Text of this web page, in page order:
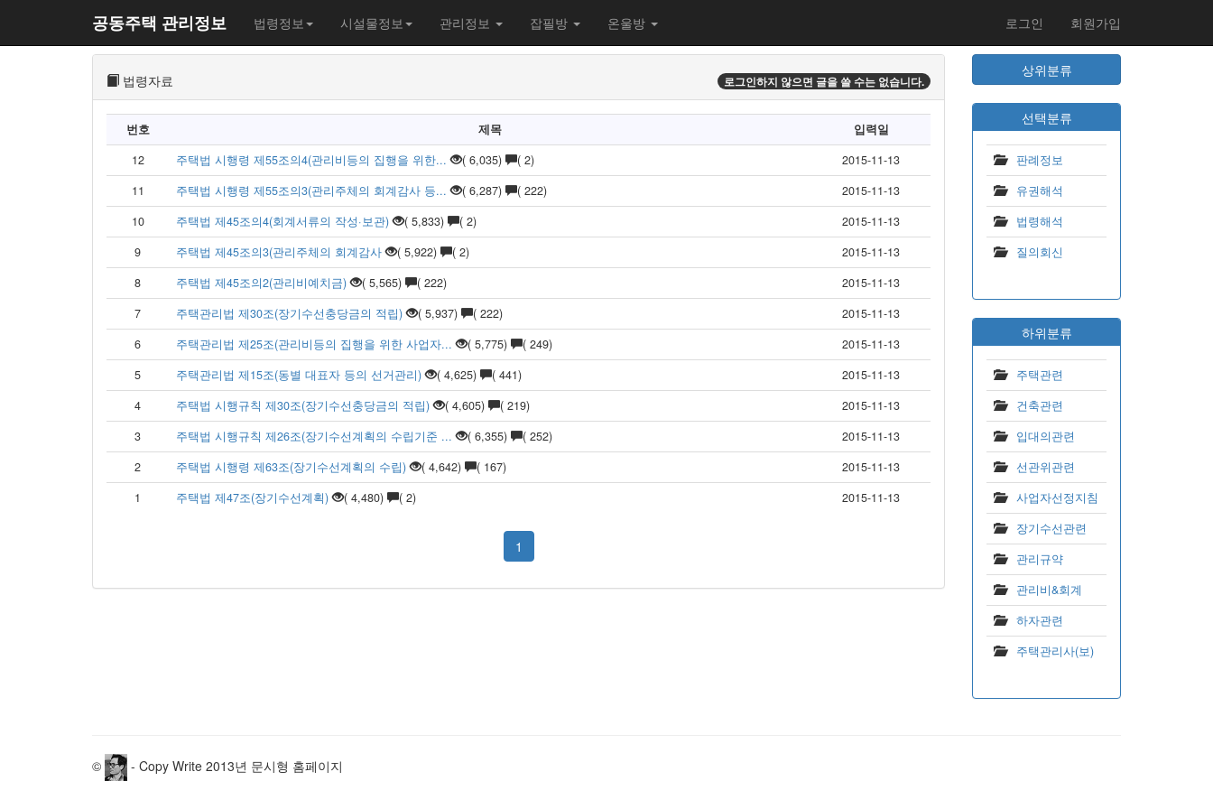
공동주택 관리정보 법령정보 시설물정보 관리정보 잡필방 온울방 로그인 회원가입
법령자료 로그인하지 않으면 글을 쓸 수는 없습니다.
번호 제목
입력일
12
주택법 시행령 제55조의4(관리비등의 집행을 위한... ( 6,035) ( 2)
2015-11-13
11
주택법 시행령 제55조의3(관리주체의 회계감사 등... ( 6,287) ( 222)
2015-11-13
10
주택법 제45조의4(회계서류의 작성·보관) ( 5,833) ( 2)
2015-11-13
9
주택법 제45조의3(관리주체의 회계감사 ( 5,922) ( 2)
2015-11-13
8
주택법 제45조의2(관리비예치금) ( 5,565) ( 222)
2015-11-13
7
주택관리법 제30조(장기수선충당금의 적립) ( 5,937) ( 222)
2015-11-13
6
주택관리법 제25조(관리비등의 집행을 위한 사업자... ( 5,775) ( 249)
2015-11-13
5
주택관리법 제15조(동별 대표자 등의 선거관리) ( 4,625) ( 441)
2015-11-13
4
주택법 시행규칙 제30조(장기수선충당금의 적립) ( 4,605) ( 219)
2015-11-13
3
주택법 시행규칙 제26조(장기수선계획의 수립기준 ... ( 6,355) ( 252)
2015-11-13
2
주택법 시행령 제63조(장기수선계획의 수립) ( 4,642) ( 167)
2015-11-13
1
주택법 제47조(장기수선계획) ( 4,480) ( 2) 2015-11-13
1
상위분류
선택분류
판례정보
유권해석
법령해석
질의회신
하위분류
주택관련
건축관련
입대의관련
선관위관련
사업자선정지침
장기수선관련
관리규약
관리비&회계
하자관련
주택관리사(보)
© - Copy Write 2013년 문시형 홈페이지